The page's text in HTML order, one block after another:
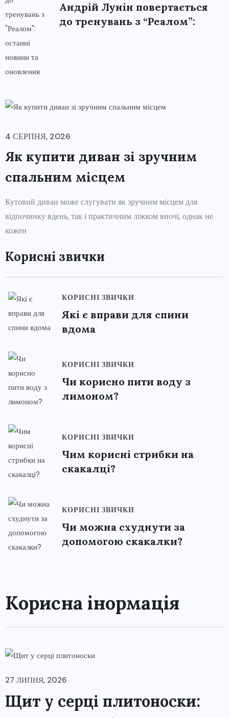
Андрій Лунін повертається
до тренувань з “Реалом”:
4 СЕРПНЯ, 2026
Як купити диван зі зручним
спальним місцем
Кутовий диван може слугувати як зручним місцем для
відпочинку вдень, так і практичним ліжком вночі, однак не
кожен
Корисні звички
КОРИСНІ ЗВИЧКИ
Які є вправи для спини
вдома
КОРИСНІ ЗВИЧКИ
Чи корисно пити воду з
лимоном?
КОРИСНІ ЗВИЧКИ
Чим корисні стрибки на
скакалці?
КОРИСНІ ЗВИЧКИ
Чи можна схуднути за
допомогою скакалки?
Корисна інормація
27 ЛИПНЯ, 2026
Щит у серці плитоноски: